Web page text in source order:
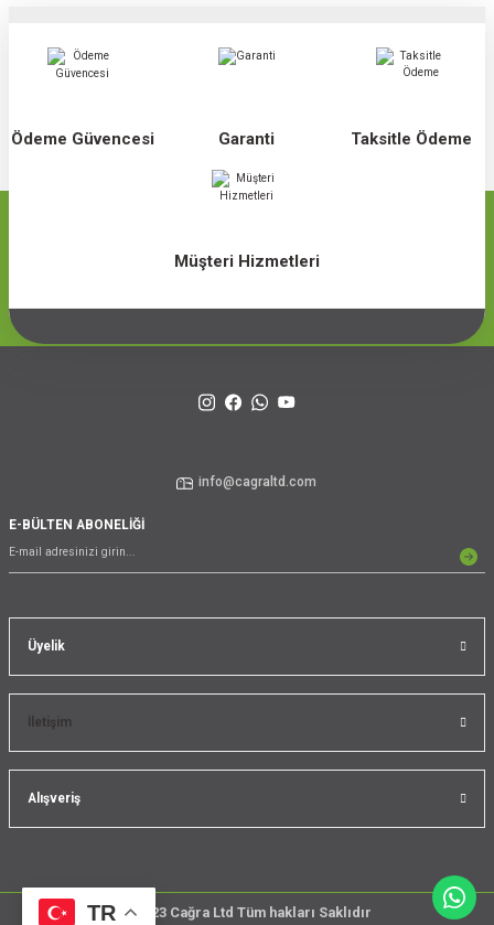
Ödeme Güvencesi Garanti Taksitle Ödeme
Müşteri Hizmetleri
Üyelik
İletişim
Alışveriş
TR
info@cagraltd.com
E-BÜLTEN ABONELİĞİ
@2023 Cağra Ltd Tüm hakları Saklıdır